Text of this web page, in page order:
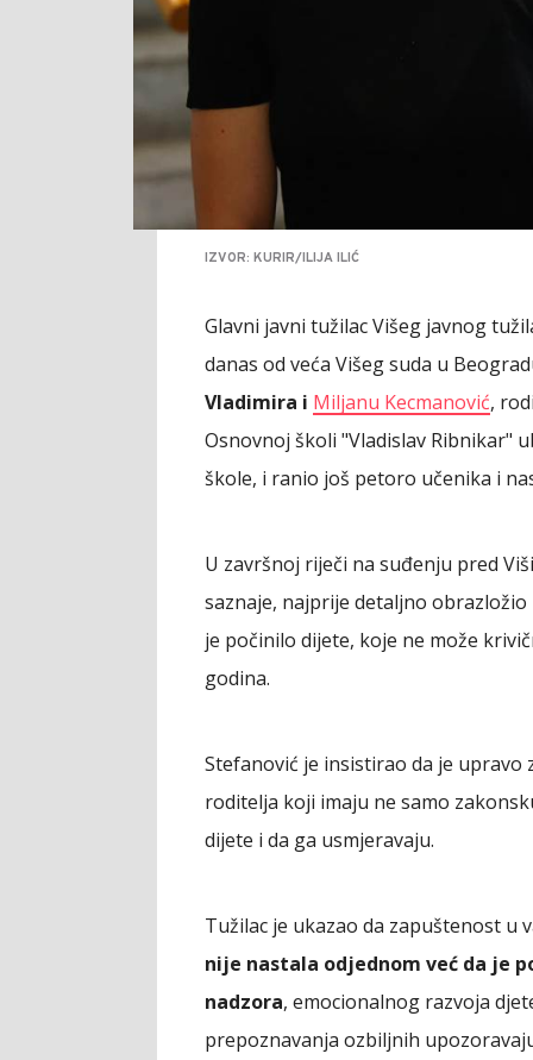
IZVOR: KURIR/ILIJA ILIĆ
Glavni javni tužilac Višeg javnog
danas od veća Višeg suda u
Vladimira i Miljanu Kecmanović,
Osnovnoj školi "Vladislav Ribnikar"
škole, i ranio još petoro učenika i
U završnoj riječi na suđenju pred
saznaje, najprije detaljno
je počinilo dijete, koje ne može
godina.
Stefanović je insistirao da je
roditelja koji imaju ne samo
dijete i da ga usmjeravaju.
Tužilac je ukazao da zapuštenost
nije nastala odjednom već da je
nadzora, emocionalnog razvoja
prepoznavanja ozbiljnih